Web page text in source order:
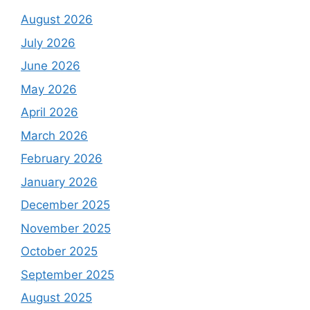
August 2026
July 2026
June 2026
May 2026
April 2026
March 2026
February 2026
January 2026
December 2025
November 2025
October 2025
September 2025
August 2025